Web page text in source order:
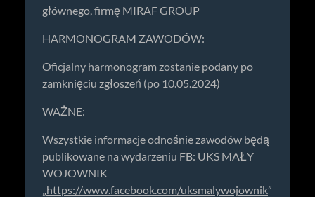
głównego, firmę MIRAF GROUP
HARMONOGRAM ZAWODÓW:
Oficjalny harmonogram zostanie podany po
zamknięciu zgłoszeń (po 10.05.2024)
WAŻNE:
Wszystkie informacje odnośnie zawodów będą
publikowane na wydarzeniu FB: UKS MAŁY
WOJOWNIK
„https://www.facebook.com/uksmalywojownik”